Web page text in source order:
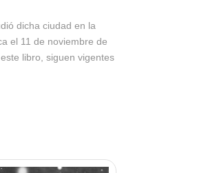
dicha ciudad en la
el 11 de noviembre de
libro, siguen vigentes